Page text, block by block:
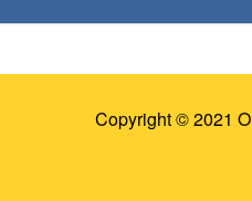
Copyright © 2021